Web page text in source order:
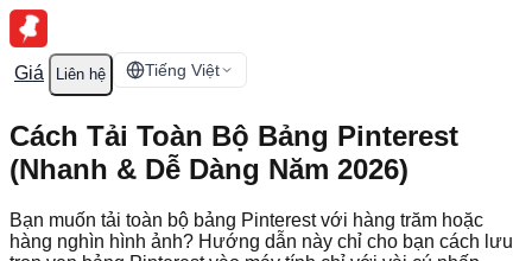
Giá Liên hệ Tiếng Việt
Cách Tải Toàn Bộ Bảng Pinterest
(Nhanh & Dễ Dàng Năm 2026)
Bạn muốn tải toàn bộ bảng Pinterest với hàng trăm hoặc
hàng nghìn hình ảnh? Hướng dẫn này chỉ cho bạn cách lưu